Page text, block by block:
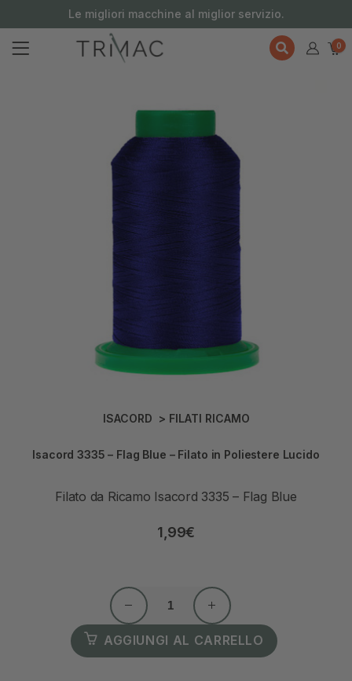
Le migliori macchine al miglior servizio.
0
ISACORD > FILATI RICAMO
Isacord 3335 – Flag Blue – Filato in Poliestere Lucido
Filato da Ricamo Isacord 3335 – Flag Blue
1,99€
AGGIUNGI AL CARRELLO